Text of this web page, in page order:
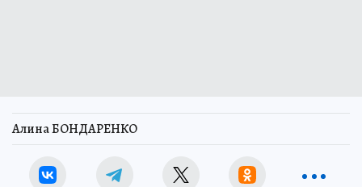
Алина БОНДАРЕНКО